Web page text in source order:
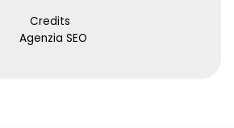
Credits
Agenzia SEO